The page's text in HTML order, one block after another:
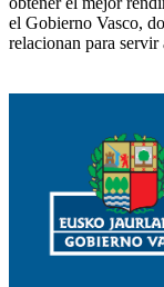
el Gobierno Vasco,
relacionan para servir